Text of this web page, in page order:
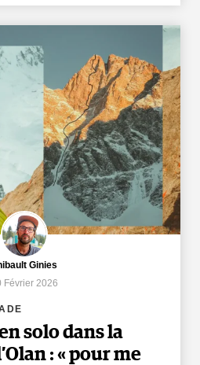
Ginies
Février 2026
solo dans la
: « pour me